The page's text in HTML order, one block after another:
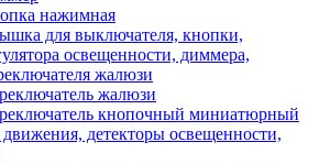
нажимная
для выключателя, кнопки,
освещенности, диммера,
жалюзи
жалюзи
кнопочный миниатюрный
детекторы освещенности,